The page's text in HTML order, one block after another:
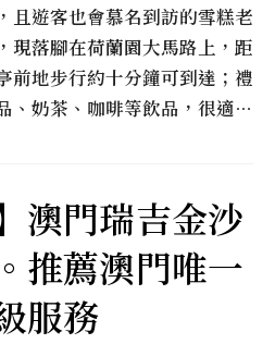
且遊客也會慕名到訪的雪糕老
現落腳在荷蘭園大馬路上，距
前地步行約十分鐘可到達；禮
、奶茶、咖啡等飲品，很適…
澳門瑞吉金沙
推薦澳門唯一
服務